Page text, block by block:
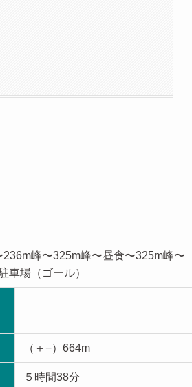
峰〜325m峰〜昼食〜325m峰〜
車場（ゴール）
（＋−）664m
５時間38分